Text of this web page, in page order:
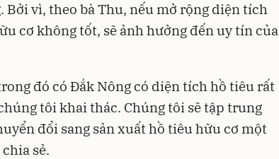
Bởi vì, theo bà Thu, nếu mở rộng diện tích
cơ không tốt, sẽ ảnh hưởng đến uy tín của
đó có Đắk Nông có diện tích hồ tiêu rất
tôi khai thác. Chúng tôi sẽ tập trung
đổi sang sản xuất hồ tiêu hữu cơ một
sẻ.